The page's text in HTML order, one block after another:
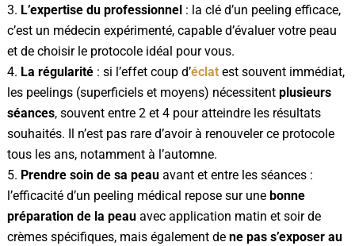
L’expertise du professionnel : la clé d’un peeling efficace,
c’est un médecin expérimenté, capable d’évaluer votre peau
et de choisir le protocole idéal pour vous.
La régularité : si l’effet coup d’éclatest souvent immédiat,
les peelings (superficiels et moyens) nécessitent plusieurs
séances, souvent entre 2 et 4 pour atteindre les résultats
souhaités. Il n’est pas rare d’avoir à renouveler ce protocole
tous les ans, notamment à l’automne.
Prendre soin de sa peauavant et entre les séances :
l’efficacité d’un peeling médical repose sur une bonne
préparation de la peauavec application matin et soir de
crèmes spécifiques, mais également de ne pas s’exposer au